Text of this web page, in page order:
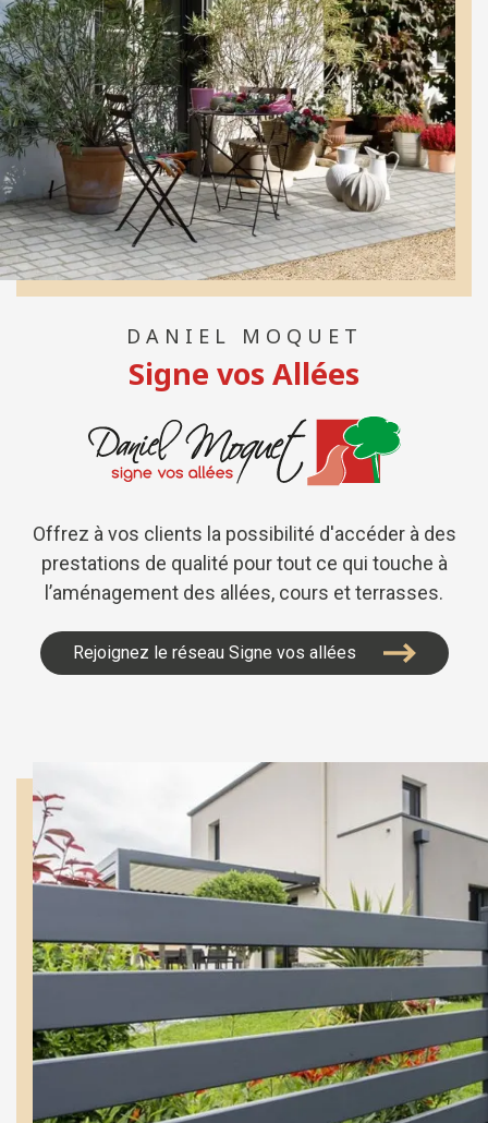
DANIEL MOQUET
Signe vos Allées
Offrez à vos clients la possibilité d'accéder à des
prestations de qualité pour tout ce qui touche à
l’aménagement des allées, cours et terrasses.
Rejoignez le réseau Signe vos allées